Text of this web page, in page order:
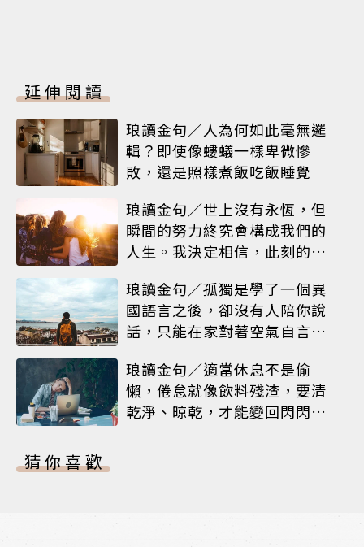
延伸閱讀
琅讀金句／人為何如此毫無邏
輯？即使像螻蟻一樣卑微慘
敗，還是照樣煮飯吃飯睡覺
琅讀金句／世上沒有永恆，但
瞬間的努力終究會構成我們的
人生。我決定相信，此刻的閃
琅讀金句／孤獨是學了一個異
國語言之後，卻沒有人陪你說
話，只能在家對著空氣自言自
琅讀金句／適當休息不是偷
懶，倦怠就像飲料殘渣，要清
乾淨、晾乾，才能變回閃閃發
猜你喜歡